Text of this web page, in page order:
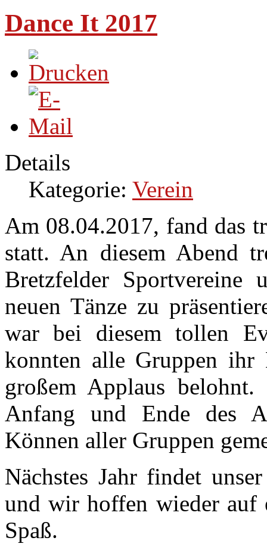
Dance It 2017
Details
Kategorie: Verein
Am 08.04.2017, fand das
statt. An diesem Abend
Bretzfelder Sportvereine
neuen Tänze zu
war bei diesem tollen
konnten alle Gruppen
großem Applaus belohnt.
Anfang und Ende des
Können aller Gruppen
Nächstes Jahr findet
und wir hoffen wieder auf
Spaß.